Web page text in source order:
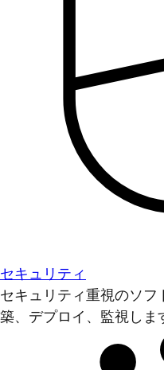
セキュリティ
セキュリティ重視のソ
築、デプロイ、監視しま